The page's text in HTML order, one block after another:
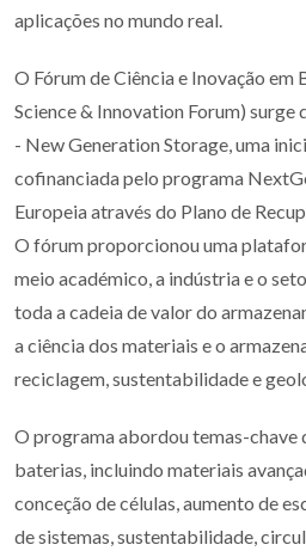
aplicações no mundo real.
O Fórum de Ciência e Inovação
Science & Innovation Forum) surge
- New Generation Storage, uma
cofinanciada pelo programa
Europeia através do Plano de
O fórum proporcionou uma
meio académico, a indústria e o
toda a cadeia de valor do
a ciência dos materiais e o
reciclagem, sustentabilidade e
O programa abordou temas-chave
baterias, incluindo materiais
conceção de células, aumento de
de sistemas, sustentabilidade,